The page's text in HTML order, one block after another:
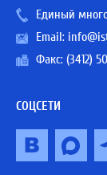
Единый
Email:
Факс: (3412)
СОЦСЕТИ